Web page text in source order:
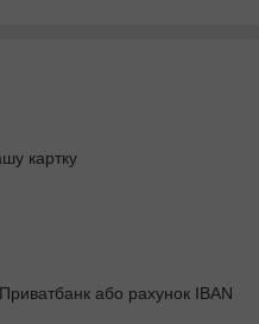
картку
або рахунок IBAN